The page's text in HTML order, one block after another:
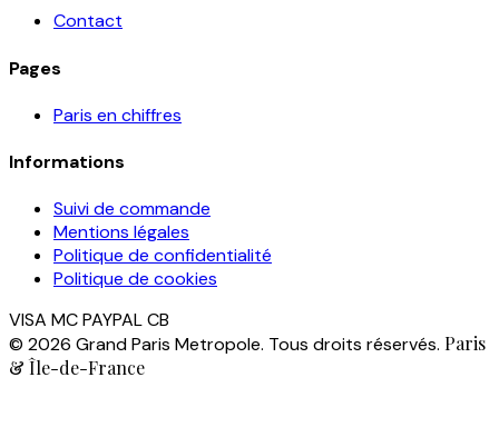
Contact
Pages
Paris en chiffres
Informations
Suivi de commande
Mentions légales
Politique de confidentialité
Politique de cookies
VISA MCPAYPALCB
© 2026 Grand Paris Metropole. Tous droits réservés. Paris
& Île-de-France